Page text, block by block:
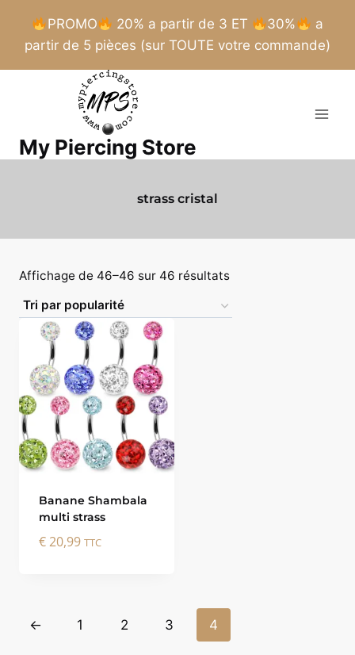
PROMO 20% a partir de 3 ET 30%
a
partir de 5 pièces (sur TOUTE votre commande)
My Piercing Store
strass cristal
Affichage de 46–46 sur 46 résultatsTrié
popularité
Banane Shambala
multi strass
€20,99 TTC
← 1 2 3 4